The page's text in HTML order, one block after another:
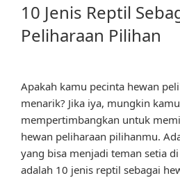
10 Jenis Reptil
Peliharaan Pilihan
Apakah kamu pecinta hewan
menarik? Jika iya, mungkin
mempertimbangkan untuk
hewan peliharaan pilihanmu.
yang bisa menjadi teman setia
adalah 10 jenis reptil sebagai